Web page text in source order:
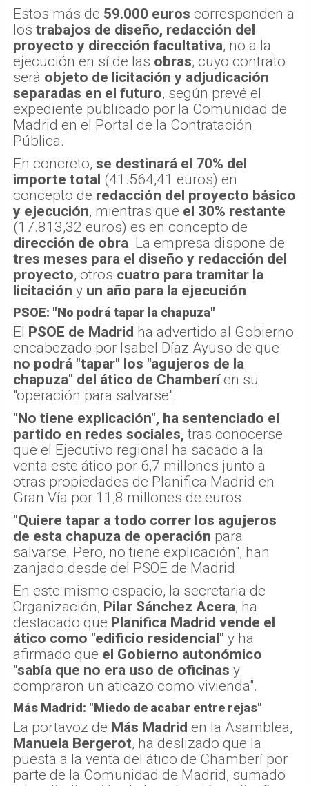
Estos más de 59.000 euros corresponden a
los trabajos de diseño, redacción del
proyecto y dirección facultativa, no a la
ejecución en sí de las obras, cuyo contrato
será objeto de licitación y adjudicación
separadas en el futuro, según prevé el
expediente publicado por la Comunidad de
Madrid en el Portal de la Contratación
Pública.
En concreto, se destinará el 70% del
importe total (41.564,41 euros) en
concepto de redacción del proyecto básico
y ejecución, mientras que el 30% restante
(17.813,32 euros) es en concepto de
dirección de obra. La empresa dispone de
tres meses para el diseño y redacción del
proyecto, otros cuatro para tramitar la
licitación y un año para la ejecución.
PSOE: "No podrá tapar la chapuza"
El PSOE de Madrid ha advertido al Gobierno
encabezado por Isabel Díaz Ayuso de que
no podrá "tapar" los "agujeros de la
chapuza" del ático de Chamberíen su
"operación para salvarse".
"No tiene explicación", ha sentenciado el
partido en redes sociales, tras conocerse
que el Ejecutivo regional ha sacado a la
venta este ático por 6,7 millones junto a
otras propiedades de Planifica Madrid en
Gran Vía por 11,8 millones de euros.
"Quiere tapar a todo correr los agujeros
de esta chapuza de operación para
salvarse. Pero, no tiene explicación", han
zanjado desde del PSOE de Madrid.
En este mismo espacio, la secretaria de
Organización, Pilar Sánchez Acera, ha
destacado que Planifica Madrid vende el
ático como "edificio residencial" y ha
afirmado que el Gobierno autonómico
"sabía que no era uso de oficinas y
compraron un aticazo como vivienda".
Más Madrid: "Miedo de acabar entre rejas"
La portavoz de Más Madrid en la Asamblea,
Manuela Bergerot, ha deslizado que la
puesta a la venta del ático de Chamberí por
parte de la Comunidad de Madrid, sumado